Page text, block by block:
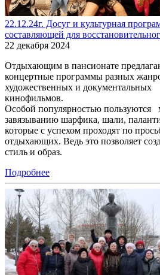
22.12.24г. Досуг и культурная
составляющей для
22 декабря 2024
Отдыхающим в пансионате
концертные программы разных
художественных и документальных
Особой популярностью пользуются
завязыванию шарфика, шали,
которые с успехом проходят по
отдыхающих. Ведь это позволяет
стиль и образ.
Подробнее